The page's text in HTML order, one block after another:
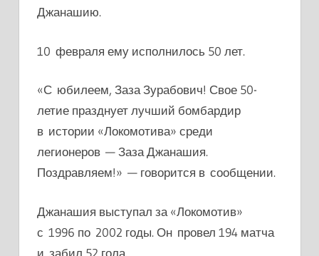
Джанашию.
10 февраля ему исполнилось 50 лет.
«С юбилеем, Заза Зурабович! Свое 50-
летие празднует лучший бомбардир
в истории «Локомотива» среди
легионеров — Заза Джанашия.
Поздравляем!» — говорится в сообщении.
Джанашия выступал за «Локомотив»
с 1996 по 2002 годы. Он провел 194 матча
и забил 52 гола.